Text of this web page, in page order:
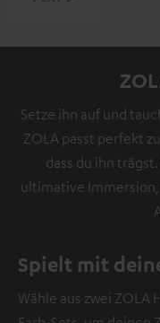
Setze ihn auf und
ZOLA passt perfekt
dass du ihn
ultimative
Spielt mit
Wähle aus zwei ZOLA